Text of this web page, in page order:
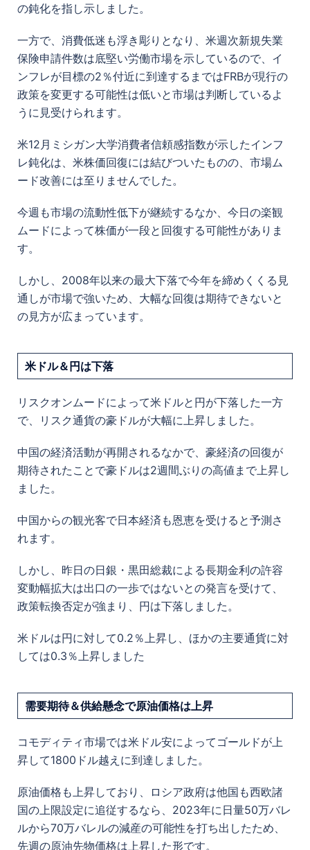
の鈍化を指し示しました。
一方で、消費低迷も浮き彫りとなり、米週次新規失業
保険申請件数は底堅い労働市場を示しているので、イ
ンフレが目標の2％付近に到達するまではFRBが現行の
政策を変更する可能性は低いと市場は判断しているよ
うに見受けられます。
米12月ミシガン大学消費者信頼感指数が示したインフ
レ鈍化は、米株価回復には結びついたものの、市場ム
ード改善には至りませんでした。
今週も市場の流動性低下が継続するなか、今日の楽観
ムードによって株価が一段と回復する可能性がありま
す。
しかし、2008年以来の最大下落で今年を締めくくる見
通しが市場で強いため、大幅な回復は期待できないと
の見方が広まっています。
米ドル＆円は下落
リスクオンムードによって米ドルと円が下落した一方
で、リスク通貨の豪ドルが大幅に上昇しました。
中国の経済活動が再開されるなかで、豪経済の回復が
期待されたことで豪ドルは2週間ぶりの高値まで上昇し
ました。
中国からの観光客で日本経済も恩恵を受けると予測さ
れます。
しかし、昨日の日銀・黒田総裁による長期金利の許容
変動幅拡大は出口の一歩ではないとの発言を受けて、
政策転換否定が強まり、円は下落しました。
米ドルは円に対して0.2％上昇し、ほかの主要通貨に対
しては0.3％上昇しました
需要期待＆供給懸念で原油価格は上昇
コモディティ市場では米ドル安によってゴールドが上
昇して1800ドル越えに到達しました。
原油価格も上昇しており、ロシア政府は他国も西欧諸
国の上限設定に追従するなら、2023年に日量50万バレ
ルから70万バレルの減産の可能性を打ち出したため、
先週の原油先物価格は上昇した形です。